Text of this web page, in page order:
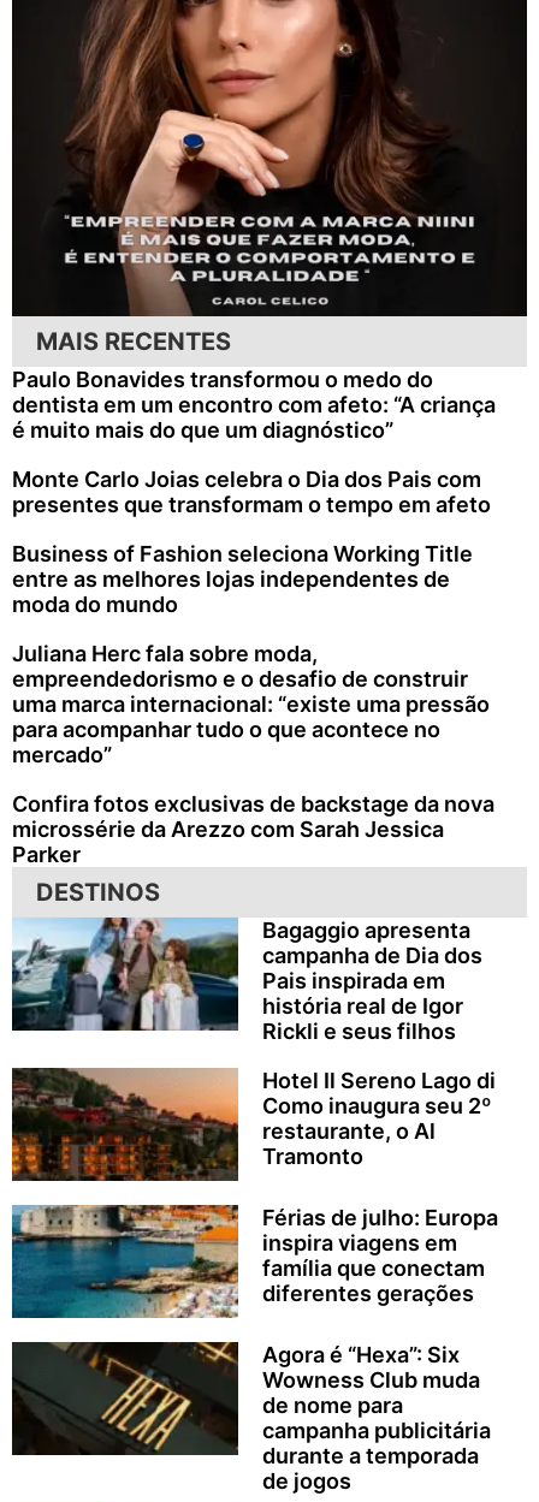
MAIS RECENTES
Paulo Bonavides transformou o medo do
dentista em um encontro com afeto: “A criança
é muito mais do que um diagnóstico”
Monte Carlo Joias celebra o Dia dos Pais com
presentes que transformam o tempo em afeto
Business of Fashion seleciona Working Title
entre as melhores lojas independentes de
moda do mundo
Juliana Herc fala sobre moda,
empreendedorismo e o desafio de construir
uma marca internacional: “existe uma pressão
para acompanhar tudo o que acontece no
mercado”
Confira fotos exclusivas de backstage da nova
microssérie da Arezzo com Sarah Jessica
Parker
DESTINOS
Bagaggio apresenta
campanha de Dia dos
Pais inspirada em
história real de Igor
Rickli e seus filhos
Hotel Il Sereno Lago di
Como inaugura seu 2º
restaurante, o Al
Tramonto
Férias de julho: Europa
inspira viagens em
família que conectam
diferentes gerações
Agora é “Hexa”: Six
Wowness Club muda
de nome para
campanha publicitária
durante a temporada
de jogos